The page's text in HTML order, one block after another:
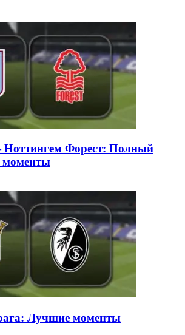
Форест: Полный
Лучшие моменты